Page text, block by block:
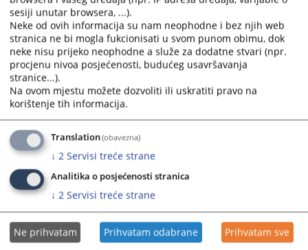
sesiji unutar browsera, ...).
Neke od ovih informacija su nam neophodne i bez njih web
stranica ne bi mogla fukcionisati u svom punom obimu, dok
neke nisu prijeko neophodne a služe za dodatne stvari (npr.
procjenu nivoa posjećenosti, budućeg usavršavanja
stranice...).
Na ovom mjestu možete dozvoliti ili uskratiti pravo na
korištenje tih informacija.
Translation(obavezna)
↓ 2 Servisi treće strane
Analitika o posjećenosti stranica
↓ 2 Servisi treće strane
Ne prihvatam Prihvatam odabrane Prihvatam sve